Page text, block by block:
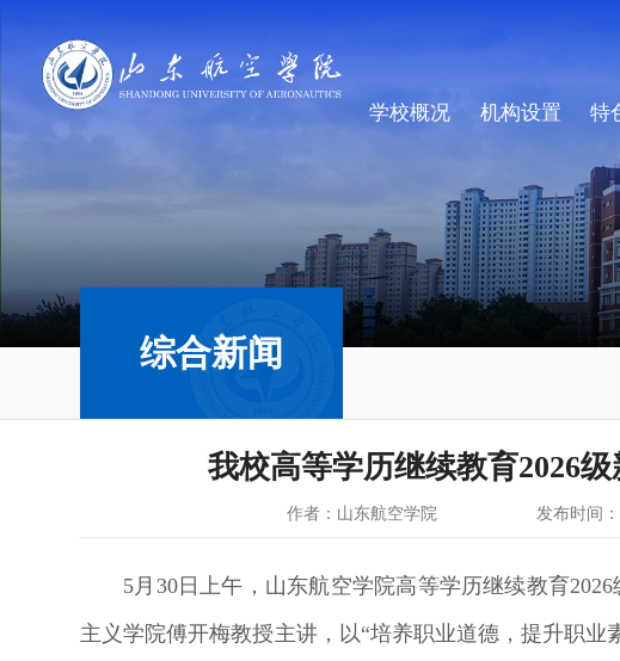
学校概况 机构设置 特
综合新闻
我校高等学历继续教育2026
作者：山东航空学院 发布时间
5月30日上午，山东航空学院高等学历继续教育
主义学院傅开梅教授主讲，以“培养职业道德，提升职